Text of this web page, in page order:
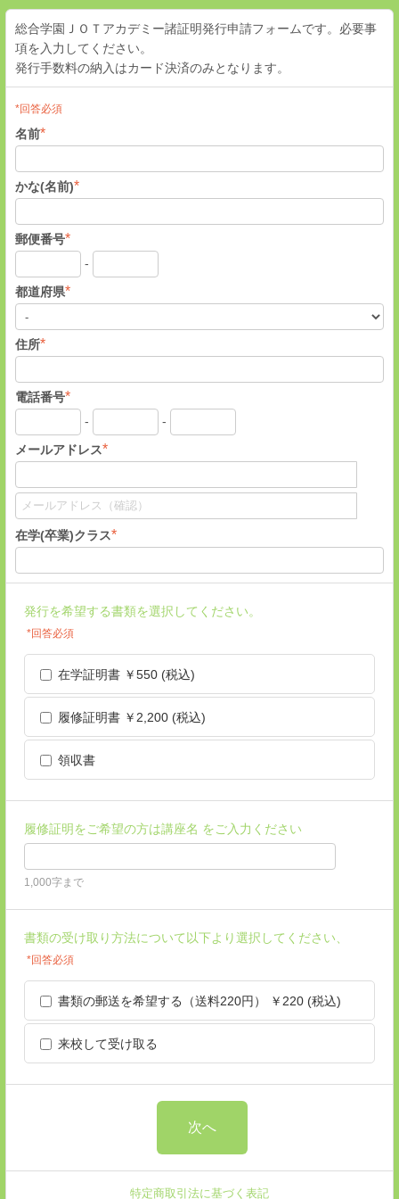
総合学園ＪＯＴアカデミー諸証明発行申請フォームです。必要事
項を入力してください。
発行手数料の納入はカード決済のみとなります。
*回答必須
名前*
かな(名前)*
郵便番号*
-
都道府県*
住所*
電話番号*
- -
メールアドレス*
在学(卒業)クラス*
発行を希望する書類を選択してください。
*回答必須
在学証明書 ￥550 (税込)
履修証明書 ￥2,200 (税込)
領収書
履修証明をご希望の方は講座名 をご入力ください
1,000字まで
書類の受け取り方法について以下より選択してください、
*回答必須
書類の郵送を希望する（送料220円） ￥220 (税込)
来校して受け取る
特定商取引法に基づく表記